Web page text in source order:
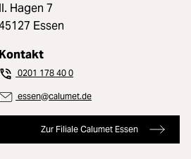
II. Hagen 7
Essen
Kontakt
0201 178 40 0
essen@calumet.de
Zur Filiale Calumet Essen